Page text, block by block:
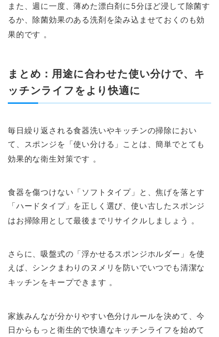
また、週に一度、薄めた漂白剤に5分ほど浸して除菌す
るか、除菌効果のある洗剤を染み込ませておくのも効
果的です 。
まとめ：用途に合わせた使い分けで、キ
ッチンライフをより快適に
毎日繰り返される食器洗いやキッチンの掃除におい
て、スポンジを「使い分ける」ことは、簡単でとても
効果的な衛生対策です 。
食器を傷つけない「ソフトタイプ」と、焦げを落とす
「ハードタイプ」を正しく選び、使い古したスポンジ
はお掃除用として最後までリサイクルしましょう 。
さらに、吸盤式の「浮かせるスポンジホルダー」を使
えば、シンクまわりのヌメリを防いでいつでも清潔な
キッチンをキープできます 。
家族みんなが分かりやすい色分けルールを決めて、今
日からもっと衛生的で快適なキッチンライフを始めて